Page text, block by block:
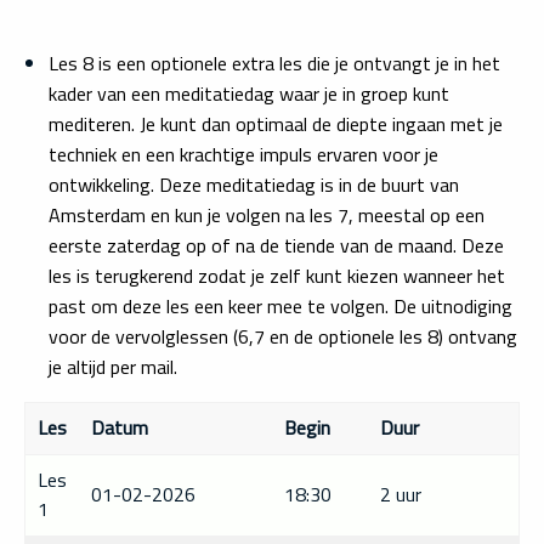
Les 8 is een optionele extra les die je ontvangt je in het
kader van een meditatiedag waar je in groep kunt
mediteren. Je kunt dan optimaal de diepte ingaan met je
techniek en een krachtige impuls ervaren voor je
ontwikkeling. Deze meditatiedag is in de buurt van
Amsterdam en kun je volgen na les 7, meestal op een
eerste zaterdag op of na de tiende van de maand. Deze
les is terugkerend zodat je zelf kunt kiezen wanneer het
past om deze les een keer mee te volgen. De uitnodiging
voor de vervolglessen (6,7 en de optionele les 8) ontvang
je altijd per mail.
Les Datum Begin
Duur
Les
1
01-02-2026 18:30 2 uur